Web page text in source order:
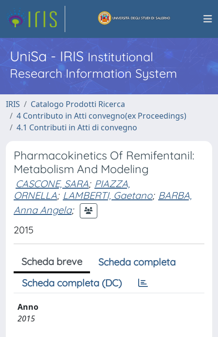
UniSa - IRISInstitutional
Research Information System
IRIS
Catalogo Prodotti Ricerca
4 Contributo in Atti convegno(ex Proceedings)
4.1 Contributi in Atti di convegno
Pharmacokinetics Of Remifentanil:
Metabolism And Modeling
CASCONE, SARA; PIAZZA,
ORNELLA; LAMBERTI, Gaetano; BARBA,
Anna Angela;
2015
Scheda breve
Scheda completa
Scheda completa (DC)
Anno
2015